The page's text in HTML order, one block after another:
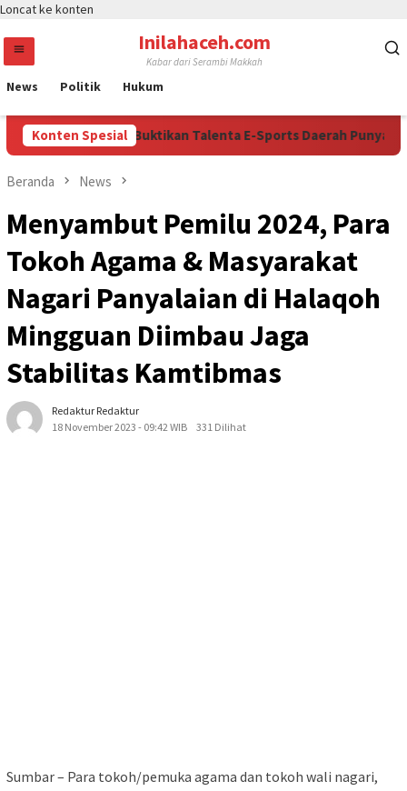
Loncat ke konten
Inilahaceh.com
Kabar dari Serambi Makkah
News Politik Hukum
Konten Spesial
Cup 2026 Buktikan Talenta E-Sports Daerah Punya
Beranda News
Menyambut Pemilu 2024, Para
Tokoh Agama & Masyarakat
Nagari Panyalaian di Halaqoh
Mingguan Diimbau Jaga
Stabilitas Kamtibmas
Redaktur Redaktur
18 November 2023 - 09:42 WIB
331 Dilihat
Sumbar – Para tokoh/pemuka agama dan tokoh wali nagari,